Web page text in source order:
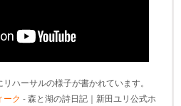
ハーサルの様子が書かれています。
ク - 森と湖の詩日記｜新田ユリ公式ホ